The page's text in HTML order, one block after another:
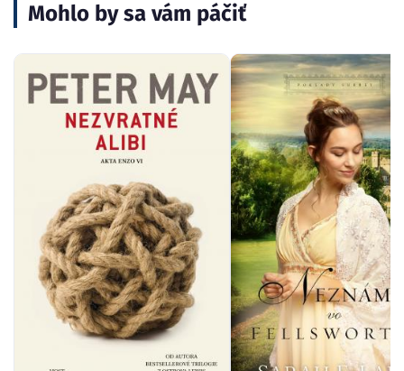
Mohlo by sa vám páčiť